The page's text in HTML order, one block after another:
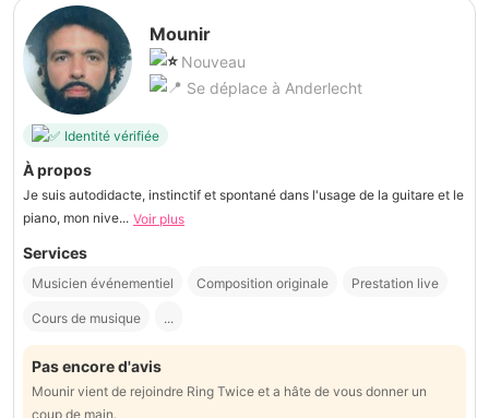
Mounir
Nouveau
Se déplace à Anderlecht
Identité vérifiée
À propos
Je suis autodidacte, instinctif et spontané dans l'usage de la guitare et le
piano, mon nive... Voir plus
Services
Musicien événementiel Composition originale Prestation live
Cours de musique ...
Pas encore d'avis
Mounir vient de rejoindre Ring Twice et a hâte de vous donner un
coup de main.